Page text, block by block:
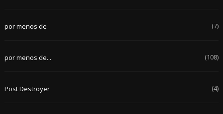
por menos de (7)
por menos de... (108)
Post Destroyer (4)